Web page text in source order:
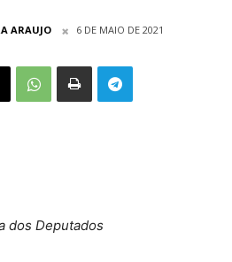
ARAUJO 6 DE MAIO DE 2021
dos Deputados